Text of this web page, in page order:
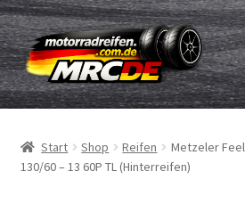
Zur
Navigation
springen
Zum
Inhalt
springen
Reifen
Schläuche
Start Shop Reifen
Metzeler
130/60 – 13 60P TL (Hinterreifen)